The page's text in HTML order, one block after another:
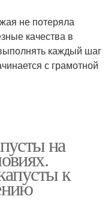
не потеряла
качества в
каждый шаг
с грамотной
на
к